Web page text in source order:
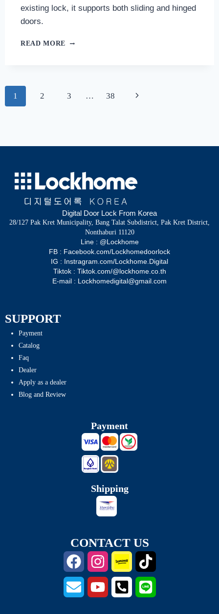
existing lock, it supports both sliding and hinged
doors.
READ MORE
1 2 3 … 38
Digital Door Lock From Korea
28/127 Pak Kret Municipality, Bang Talat Subdistrict, Pak Kret District,
Nonthaburi 11120
Line : @Lockhome
FB : Facebook.com/Lockhomedoorlock
IG : Instragram.com/Lockhome.Digital
Tiktok : Tiktok.com/@lockhome.co.th
E-mail : Lockhomedigital@gmail.com
SUPPORT
Payment
Catalog
Faq
Dealer
Apply as a dealer
Blog and Review
Payment
Shipping
CONTACT US